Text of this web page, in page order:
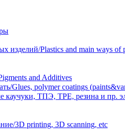
изделий/Plastics and main ways of
and Additives
Glues, polymer coatings
ТПЭ, TPE, резина и пр.
3D printing, 3D scanning, etc